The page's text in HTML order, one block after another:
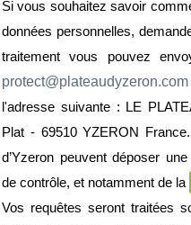
Si vous souhaitez savoir
données personnelles,
traitement vous pouvez
l'adresse suivante : LE
Plat - 69510 YZERON
d’Yzeron peuvent déposer
de contrôle, et notamment de la
Vos requêtes seront traitées